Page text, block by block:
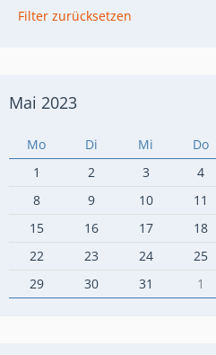
Filter zurücksetzen
Mai 2023
Mo Di Mi Do
1
2 3 4
8
9 10 11
15
16 17 18
22
23 24 25
29
30 31 1